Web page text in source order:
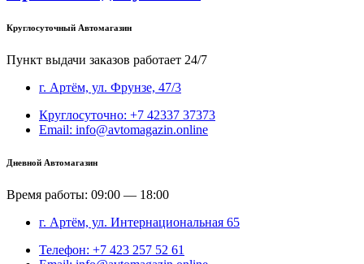
Круглосуточный Автомагазин
Пункт выдачи заказов работает 24/7
г. Артём, ул. Фрунзе, 47/3
Круглосуточно: +7 42337 37373
Email: info@avtomagazin.online
Дневной Автомагазин
Время работы: 09:00 — 18:00
г. Артём, ул. Интернациональная 65
Телефон: +7 423 257 52 61